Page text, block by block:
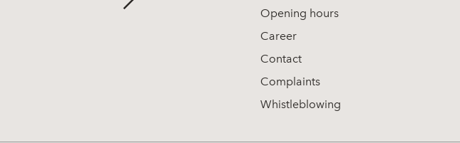
Opening hours
Career
Contact
Complaints
Whistleblowing